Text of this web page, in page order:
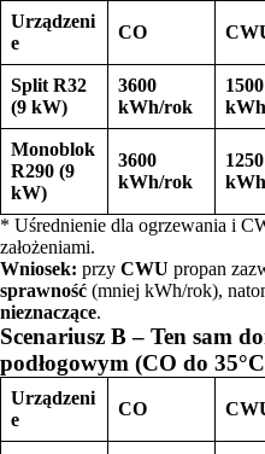
Urządzeni
e
CO
Split R32
(9 kW)
3600
kWh/rok
1500
Monoblok
R290 (9
kW)
3600
kWh/rok
1250
* Uśrednienie dla ogrzewania i
założeniami.
Wniosek: przy CWU propan
sprawność (mniej kWh/rok),
nieznaczące.
Scenariusz B – Ten sam
podłogowym (CO do
Urządzeni
e
CO